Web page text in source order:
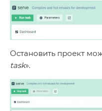
Остановить проект
task».